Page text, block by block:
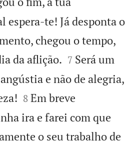
espera-te! Já desponta o
chegou o tempo,
da aflição. 

7 Será um
e não de alegria,


8 Em breve
ira e farei com que
o seu trabalho de